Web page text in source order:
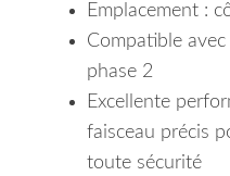
Emplacement :
Compatible
phase 2
Excellente
faisceau précis
toute sécurité